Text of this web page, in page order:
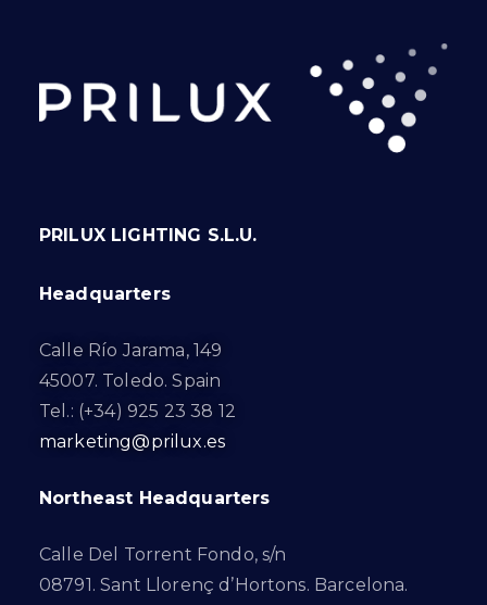
PRILUX LIGHTING S.L.U.
Headquarters
Calle Río Jarama, 149
45007. Toledo. Spain
Tel.: (+34) 925 23 38 12
marketing@prilux.es
Northeast Headquarters
Calle Del Torrent Fondo, s/n
08791. Sant Llorenç d’Hortons. Barcelona.